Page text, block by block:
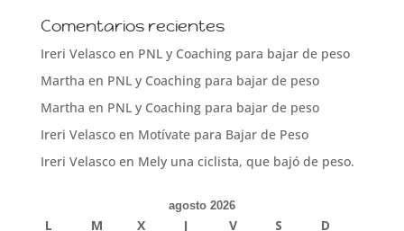
Comentarios recientes
Ireri Velascoen PNL y Coaching para bajar de peso
Martha en PNL y Coaching para bajar de peso
Martha en PNL y Coaching para bajar de peso
Ireri Velascoen Motívate para Bajar de Peso
Ireri Velascoen Mely una ciclista, que bajó de peso.
agosto 2026
L M X J V S D